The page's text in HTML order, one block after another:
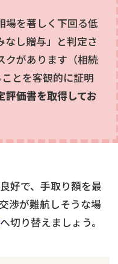
場を著しく下回る低
なし贈与」と判定さ
クがあります（相続
とを客観的に証明
評価書を取得してお
好で、手取り額を最
渉が難航しそうな場
へ切り替えましょう。